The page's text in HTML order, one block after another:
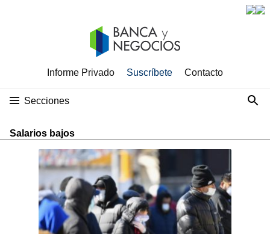
Informe Privado Suscríbete Contacto
Secciones
Salarios bajos